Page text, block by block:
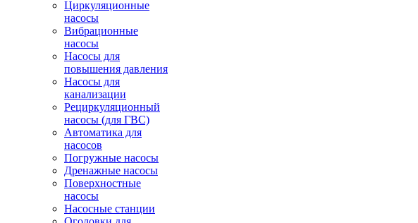
Циркуляционные
насосы
Вибрационные
насосы
Насосы для
повышения давления
Насосы для
канализации
Рециркуляционный
насосы (для ГВС)
Автоматика для
насосов
Погружные насосы
Дренажные насосы
Поверхностные
насосы
Насосные станции